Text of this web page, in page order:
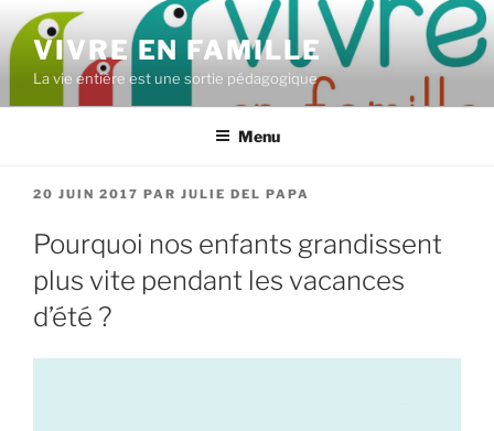
Aller
au
contenuVIVRE EN FAMILLE
La vie entière est une sortie pédagogique
Menu
PUBLIÉ
20 JUIN 2017 PAR JULIE DEL PAPA
Pourquoi nos enfants grandissent
plus vite pendant les vacances
d’été ?